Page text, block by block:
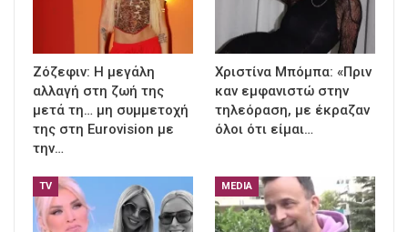
Ζόζεφιν: Η μεγάλη
αλλαγή στη ζωή της
μετά τη… μη συμμετοχή
της στη Eurovision με
την…
Χριστίνα Μπόμπα: «Πριν
καν εμφανιστώ στην
τηλεόραση, με έκραζαν
όλοι ότι είμαι…
TV MEDIA